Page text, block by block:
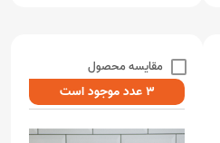
مقایسه محصول
3 عدد موجود است